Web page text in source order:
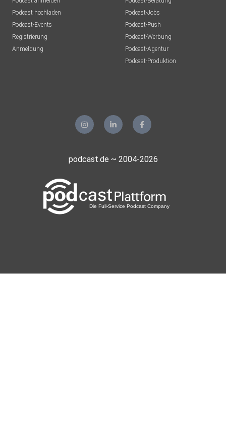
Podcast hochladen
Podcast-Events
Registrierung
Anmeldung
Podcast-Jobs
Podcast-Push
Podcast-Werbung
Podcast-Agentur
Podcast-Produktion
podcast.de ~ 2004-2026